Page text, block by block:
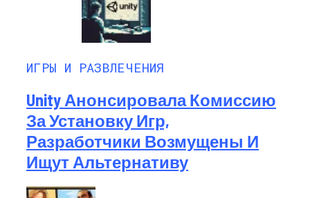
ИГРЫ И РАЗВЛЕЧЕНИЯ
Unity Анонсировала Комиссию
За Установку Игр,
Разработчики Возмущены И
Ищут Альтернативу